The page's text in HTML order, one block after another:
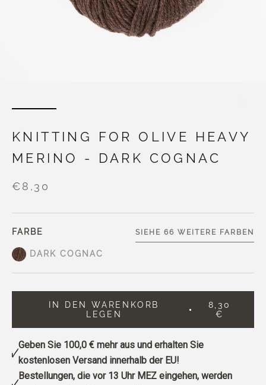
KNITTING FOR OLIVE HEAVY
MERINO - DARK COGNAC
€8,30
FARBE
DARK COGNAC
SIEHE 66 WEITERE FARBEN
IN DEN WARENKORB
LEGEN
8,30
€
Geben Sie 100,0 €mehr aus und erhalten Sie
kostenlosen Versand innerhalb der EU!
Bestellungen, die vor 13 Uhr MEZ eingehen, werden